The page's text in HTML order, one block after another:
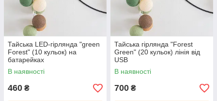
Тайська LED-гірлянда "green
Forest" (10 кульок) на
батарейках
В наявності
460 ₴
Тайська гірлянда "Forest
Green" (20 кульок) лінія від
USB
В наявності
700 ₴